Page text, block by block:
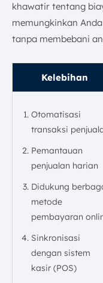
khawatir tentang
memungkinkan
tanpa membebani
Kelebihan
Otomatisasi
transaksi
Pemantauan
penjualan harian
Didukung
metode
pembayaran
Sinkronisasi
dengan sistem
kasir (POS)